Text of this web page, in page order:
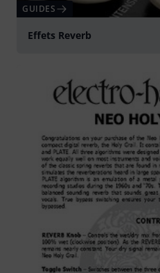
GUIDES
Effets Reverb